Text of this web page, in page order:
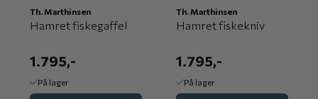
Th. Marthinsen
Hamret fiskegaffel
1.795,-
På lager
Th. Marthinsen
Hamret fiskekniv
1.795,-
På lager